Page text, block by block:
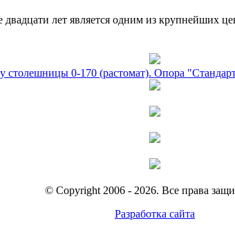
лет является одним из крупнейших
столешницы 0-170 (растомат). Опора
© Copyright 2006 - 2026. Все права
Разработка сайта